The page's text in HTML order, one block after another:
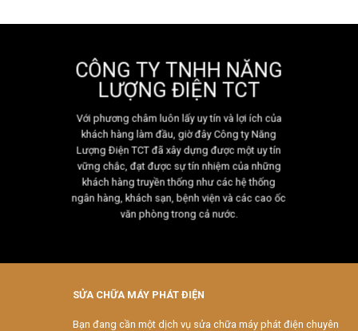
CÔNG TY TNHH NĂNG
LƯỢNG ĐIỆN TCT
Với phương châm luôn lấy uy tín và lợi ích của
khách hàng làm đầu, giờ đây Công ty Năng
Lượng Điện TCT đã xây dựng được một uy tín
vững chắc, đạt được sự tín nhiệm của những
khách hàng truyền thống như các hệ thống
ngân hàng, khách sạn, bệnh viện và các cao ốc
văn phòng trong cả nước.
SỬA CHỮA MÁY PHÁT ĐIỆN
Bạn đang cần một dịch vụ sửa chữa máy phát điện chuyên